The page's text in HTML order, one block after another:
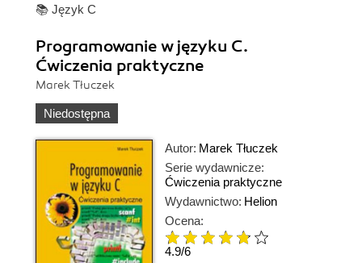
📚 Język C
Programowanie w języku C.
Ćwiczenia praktyczne
Marek Tłuczek
Niedostępna
Autor: Marek Tłuczek
Serie wydawnicze:
Ćwiczenia praktyczne
Wydawnictwo: Helion
Ocena:
4.9/6